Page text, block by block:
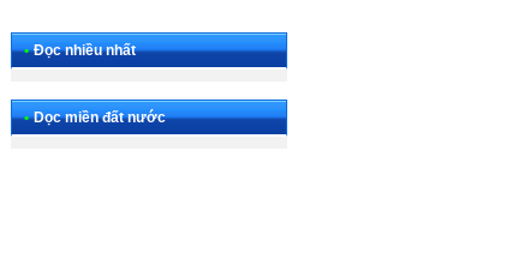
• Đọc nhiều nhất
• Dọc miền đất nước